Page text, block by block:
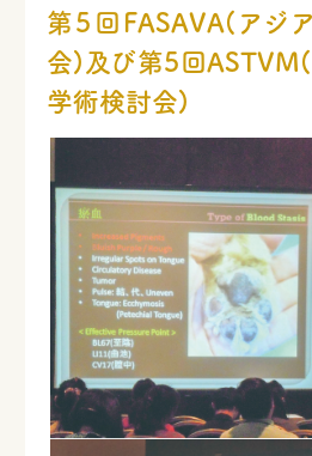
第5回FASAVA(アジ
会)及び第5回
学術検討会)